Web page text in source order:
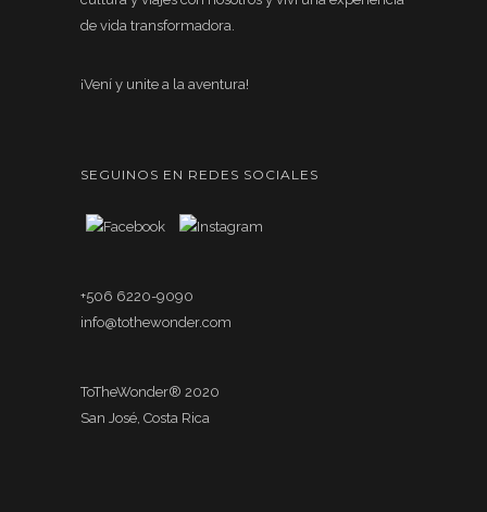
de vida transformadora.
¡Vení y unite a la aventura!
SEGUINOS EN REDES SOCIALES
+506 6220-9090
info@tothewonder.com
ToTheWonder® 2020
San José, Costa Rica